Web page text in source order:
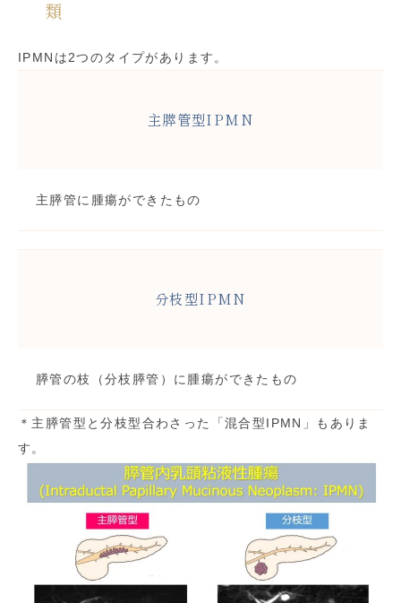
類
IPMNは2つのタイプがあります。
主膵管型IPMN
主膵管に腫瘍ができたもの
分枝型IPMN
膵管の枝（分枝膵管）に腫瘍ができたもの
＊主膵管型と分枝型合わさった「混合型IPMN」もありま
す。